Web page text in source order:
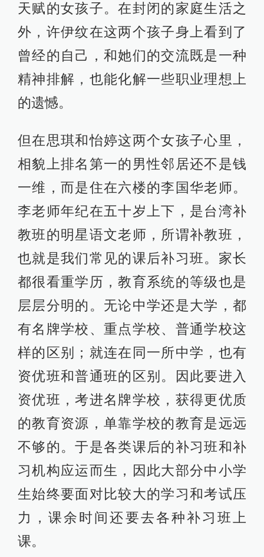
天赋的女孩子。在封闭的家庭生活之
外，许伊纹在这两个孩子身上看到了
曾经的自己，和她们的交流既是一种
精神排解，也能化解一些职业理想上
的遗憾。
但在思琪和怡婷这两个女孩子心里，
相貌上排名第一的男性邻居还不是钱
一维，而是住在六楼的李国华老师。
李老师年纪在五十岁上下，是台湾补
教班的明星语文老师，所谓补教班，
也就是我们常见的课后补习班。家长
都很看重学历，教育系统的等级也是
层层分明的。无论中学还是大学，都
有名牌学校、重点学校、普通学校这
样的区别；就连在同一所中学，也有
资优班和普通班的区别。因此要进入
资优班，考进名牌学校，获得更优质
的教育资源，单靠学校的教育是远远
不够的。于是各类课后的补习班和补
习机构应运而生，因此大部分中小学
生始终要面对比较大的学习和考试压
力，课余时间还要去各种补习班上
课。